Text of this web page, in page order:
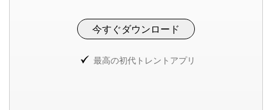
今すぐダウンロード
最高の初代トレントアプリ